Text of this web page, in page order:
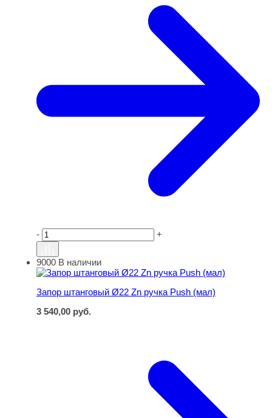
- +
Запор штанговый Ø22 Zn ручка Push (мал)
9000 В наличии
Запор штанговый Ø22 Zn ручка Push (мал)
3 540,00 руб.